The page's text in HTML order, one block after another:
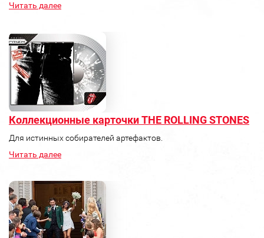
Читать далее
Коллекционные карточки THE ROLLING STONES
Для истинных собирателей артефактов.
Читать далее